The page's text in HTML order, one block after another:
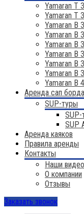
Yamaran T
Yamaran T
Yamaran B
Yamaran B
Yamaran B
Yamaran B
Yamaran B
Yamaran B
Yamaran B
Аренда сап
SUP-туры
SUP-
SUP
Аренда каяков
Правила аренды
Контакты
Наши видео
О компании
Отзывы
Заказать звонок